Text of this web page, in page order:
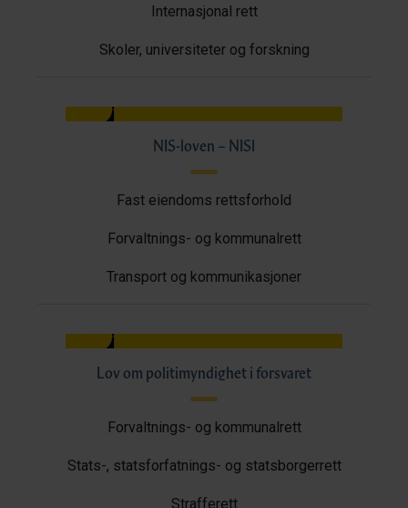
Internasjonal rett
Skoler, universiteter og forskning
NIS-loven – NISl
Fast eiendoms rettsforhold
Forvaltnings- og kommunalrett
Transport og kommunikasjoner
Lov om politimyndighet i forsvaret
Forvaltnings- og kommunalrett
Stats-, statsforfatnings- og statsborgerrett
Strafferett